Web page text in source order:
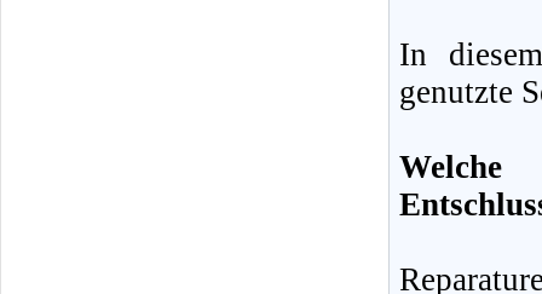
In
genutzte
Welche